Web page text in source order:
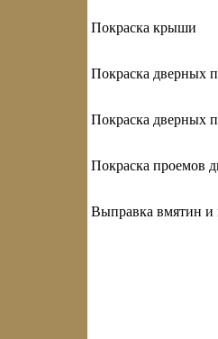
Покраска крыши
Покраска дверных
Покраска дверных
Покраска проемов
Выправка вмятин и